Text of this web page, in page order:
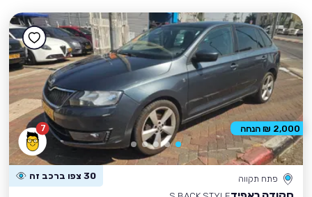
7
פתח תקווה 30 צפו ברכב זה
2,000 ₪ הנחה